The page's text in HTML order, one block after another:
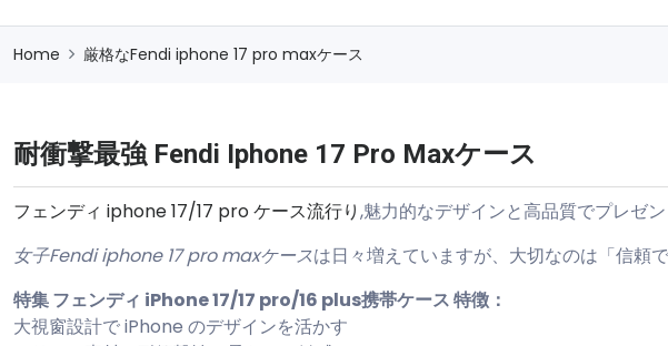
Home 厳格なFendi iphone 17 pro maxケース
耐衝撃最強 Fendi Iphone 17 Pro Maxケース
フェンディ iphone 17/17 pro ケース流行り,魅力的なデザインと高品質でプレゼ
女子Fendi iphone 17 pro maxケースは日々増えていますが、大切なのは「信頼
特集 フェンディ iPhone 17/17 pro/16 plus携帯ケース 特徴：
大視窗設計で iPhone のデザインを活かす